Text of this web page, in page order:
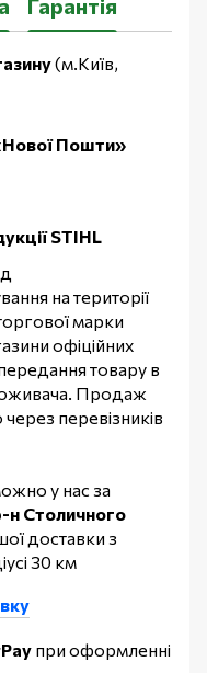
(м.Київ,
Пошти»
STIHL
на території
марки
офіційних
товару в
Продаж
перевізників
у нас за
н Столичного
доставки з
30 км
при оформленні